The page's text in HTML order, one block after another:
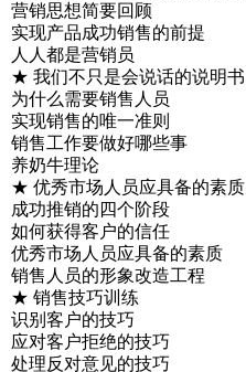
营销思想简要回顾
实现产品成功销售的前提
人人都是营销员
★ 我们不只是会说话的说明书
为什么需要销售人员
实现销售的唯一准则
销售工作要做好哪些事
养奶牛理论
★ 优秀市场人员应具备的素质
成功推销的四个阶段
如何获得客户的信任
优秀市场人员应具备的素质
销售人员的形象改造工程
★ 销售技巧训练
识别客户的技巧
应对客户拒绝的技巧
处理反对意见的技巧